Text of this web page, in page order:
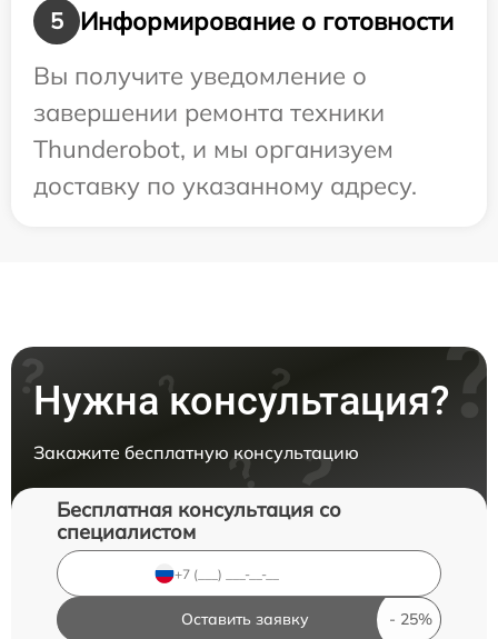
5
Информирование о готовности
Вы получите уведомление о
завершении ремонта техники
Thunderobot, и мы организуем
доставку по указанному адресу.
Нужна консультация?
Закажите бесплатную консультацию
Бесплатная консультация со
специалистом
Оставить заявку